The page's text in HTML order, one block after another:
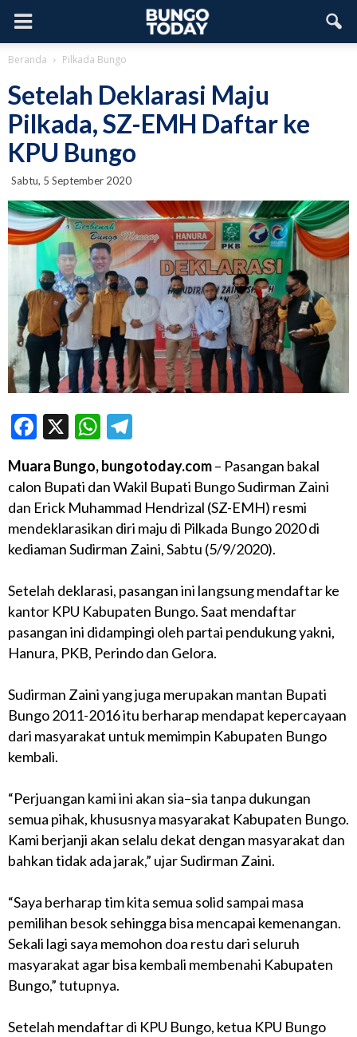
Beranda Pilkada Bungo
Setelah Deklarasi Maju
Pilkada, SZ-EMH Daftar ke
KPU Bungo
Sabtu, 5 September 2020
Facebook
X WhatsApp
Muara Bungo, bungotoday.com– Pasangan bakal
calon Bupati dan Wakil Bupati Bungo Sudirman Zaini
dan Erick Muhammad Hendrizal (SZ-EMH) resmi
mendeklarasikan diri maju di Pilkada Bungo 2020 di
kediaman Sudirman Zaini, Sabtu (5/9/2020).
Setelah deklarasi, pasangan ini langsung mendaftar ke
kantor KPU Kabupaten Bungo. Saat mendaftar
pasangan ini didampingi oleh partai pendukung yakni,
Hanura, PKB, Perindo dan Gelora.
Sudirman Zaini yang juga merupakan mantan Bupati
Bungo 2011-2016 itu berharap mendapat kepercayaan
dari masyarakat untuk memimpin Kabupaten Bungo
kembali.
“Perjuangan kami ini akan sia–sia tanpa dukungan
semua pihak, khususnya masyarakat Kabupaten Bungo.
Kami berjanji akan selalu dekat dengan masyarakat dan
bahkan tidak ada jarak,” ujar Sudirman Zaini.
“Saya berharap tim kita semua solid sampai masa
pemilihan besok sehingga bisa mencapai kemenangan.
Sekali lagi saya memohon doa restu dari seluruh
masyarakat agar bisa kembali membenahi Kabupaten
Bungo,” tutupnya.
Setelah mendaftar di KPU Bungo, ketua KPU Bungo